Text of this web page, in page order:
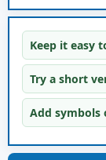
Keep it easy
Try a short
Add symbols